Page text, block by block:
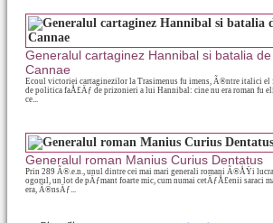
Generalul cartaginez Hannibal si batalia de
Cannae
Ecoul victoriei cartaginezilor la Trasimenus fu imens, Ã®ntre italici el
de politica faÅ£Äƒ de prizonieri a lui Hannibal: cine nu era roman fu
ce...
Generalul roman Manius Curius Dentatus
Prin 289 Ã®.e.n., unul dintre cei mai mari generali romani Ã®ÅŸi
ogorul, un lot de pÄƒmant foarte mic, cum numai cetÄƒÅ£enii saraci
era, Ã®nsÄƒ...